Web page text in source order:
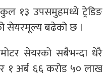
१३ उपसमुहमध्ये ट्रेडिङ
सेयरमूल्य बढेको छ ।
सेयरको सबैभन्दा धेरै
१ अर्ब ६६ करोड ५० लाख